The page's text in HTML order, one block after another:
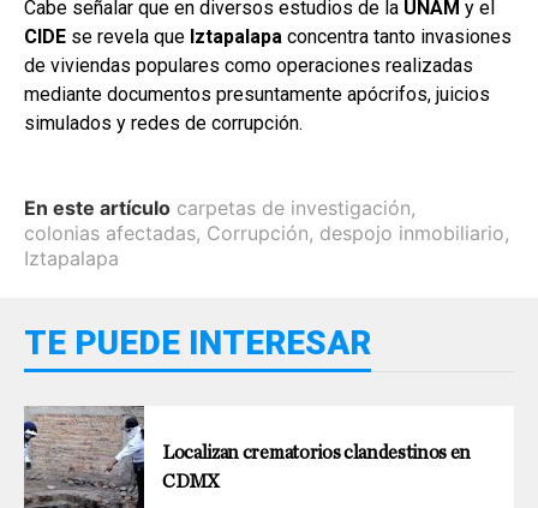
Cabe señalar que en diversos estudios de la UNAM y el
CIDE se revela que Iztapalapa concentra tanto invasiones
de viviendas populares como operaciones realizadas
mediante documentos presuntamente apócrifos, juicios
simulados y redes de corrupción.
En este artículo carpetas de investigación,
colonias afectadas, Corrupción, despojo inmobiliario,
Iztapalapa
TE PUEDE INTERESAR
Localizan crematorios clandestinos en
CDMX